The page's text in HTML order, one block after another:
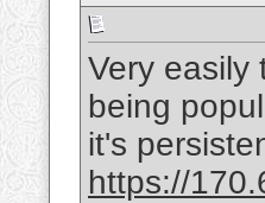
Very easily
being
it's
https://